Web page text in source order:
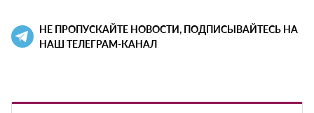
НЕ ПРОПУСКАЙТЕ НОВОСТИ, ПОДПИСЫВАЙТЕСЬ НА
НАШ ТЕЛЕГРАМ-КАНАЛ